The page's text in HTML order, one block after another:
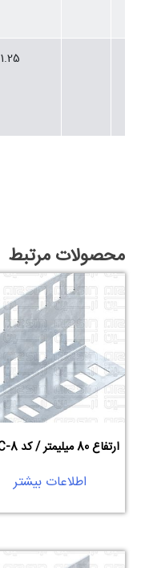
1.25
محصولات مرتبط
ارتفاع 80 میلیمتر / کد OSC-8
اطلاعات بیشتر